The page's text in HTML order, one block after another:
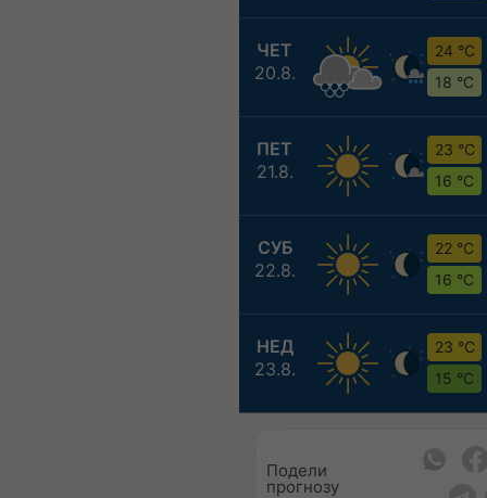
ЧЕТ
20.8.
24 °C
18 °C
ПЕТ
21.8.
23 °C
16 °C
СУБ
22.8.
22 °C
16 °C
НЕД
23.8.
23 °C
15 °C
Подели
прогнозу